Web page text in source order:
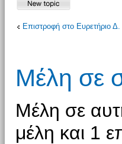
Επιστροφή στο Ευρετήριο
Μέλη σε
Μέλη σε
μέλη και 1